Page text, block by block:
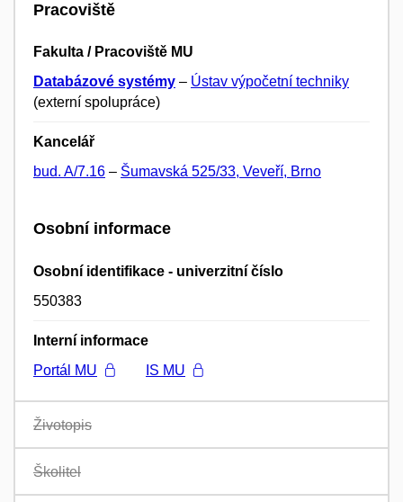
Pracoviště
Fakulta / Pracoviště MU
Databázové systémy – Ústav výpočetní techniky
(externí spolupráce)
Kancelář
bud. A/7.16 – Šumavská 525/33, Veveří, Brno
Osobní informace
Osobní identifikace - univerzitní číslo
550383
Interní informace
Portál MU
IS MU
Životopis
Školitel